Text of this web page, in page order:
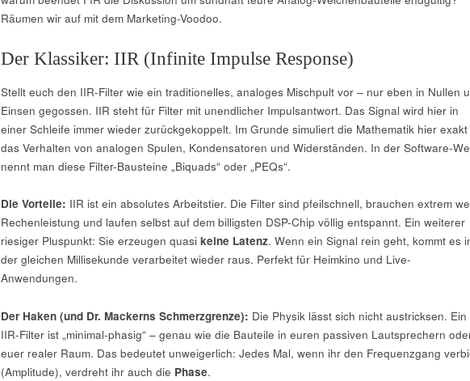
Räumen wir auf mit dem Marketing-Voodoo.
Der Klassiker: IIR (Infinite Impulse Response)
Stellt euch den IIR-Filter wie ein traditionelles, analoges Mischpult vor – nur eben in Nullen
Einsen gegossen. IIR steht für Filter mit unendlicher Impulsantwort. Das Signal wird hier in
einer Schleife immer wieder zurückgekoppelt. Im Grunde simuliert die Mathematik hier exakt
das Verhalten von analogen Spulen, Kondensatoren und Widerständen. In der Software-
nennt man diese Filter-Bausteine „Biquads“ oder „PEQs“.
Die Vorteile: IIR ist ein absolutes Arbeitstier. Die Filter sind pfeilschnell, brauchen extrem
Rechenleistung und laufen selbst auf dem billigsten DSP-Chip völlig entspannt. Ein weiterer
riesiger Pluspunkt: Sie erzeugen quasi keine Latenz. Wenn ein Signal rein geht, kommt es
der gleichen Millisekunde verarbeitet wieder raus. Perfekt für Heimkino und Live-
Anwendungen.
Der Haken (und Dr. Mackerns Schmerzgrenze): Die Physik lässt sich nicht austricksen. Ein
IIR-Filter ist „minimal-phasig“ – genau wie die Bauteile in euren passiven Lautsprechern
euer realer Raum. Das bedeutet unweigerlich: Jedes Mal, wenn ihr den Frequenzgang
(Amplitude), verdreht ihr auch die Phase.